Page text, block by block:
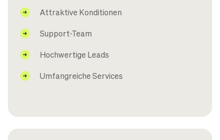
Attraktive Konditionen
Support-Team
Hochwertige Leads
Umfangreiche Services